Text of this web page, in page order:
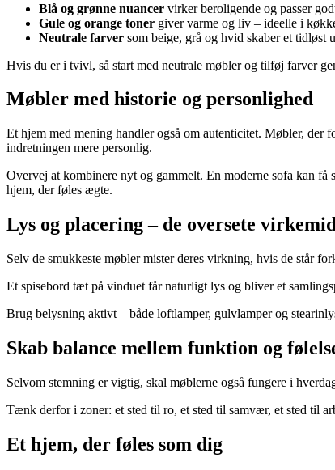
Blå og grønne nuancer virker beroligende og passer
Gule og orange toner giver varme og liv – ideelle i
Neutrale farver som beige, grå og hvid skaber et tidløst
Hvis du er i tvivl, så start med neutrale møbler og tilføj farver
Møbler med historie og personlighed
Et hjem med mening handler også om autenticitet. Møbler,
indretningen mere personlig.
Overvej at kombinere nyt og gammelt. En moderne sofa kan
hjem, der føles ægte.
Lys og placering – de oversete
Selv de smukkeste møbler mister deres virkning, hvis de står
Et spisebord tæt på vinduet får naturligt lys og bliver et
Brug belysning aktivt – både loftlamper, gulvlamper og
Skab balance mellem funktion og
Selvom stemning er vigtig, skal møblerne også fungere i
Tænk derfor i zoner: et sted til ro, et sted til samvær, et sted til
Et hjem, der føles som dig